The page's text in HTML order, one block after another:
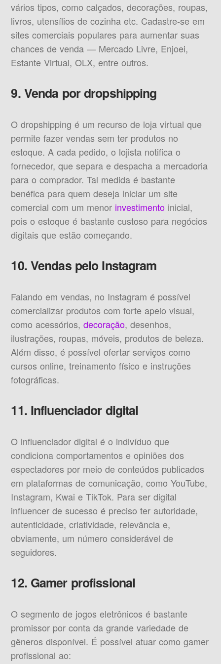
vários tipos, como calçados, decorações, roupas,
livros, utensílios de cozinha etc. Cadastre-se em
sites comerciais populares para aumentar suas
chances de venda — Mercado Livre, Enjoei,
Estante Virtual, OLX, entre outros.
9. Venda por dropshipping
O dropshipping é um recurso de loja virtual que
permite fazer vendas sem ter produtos no
estoque. A cada pedido, o lojista notifica o
fornecedor, que separa e despacha a mercadoria
para o comprador. Tal medida é bastante
benéfica para quem deseja iniciar um site
comercial com um menor investimento inicial,
pois o estoque é bastante custoso para negócios
digitais que estão começando.
10. Vendas pelo Instagram
Falando em vendas, no Instagram é possível
comercializar produtos com forte apelo visual,
como acessórios,decoração, desenhos,
ilustrações, roupas, móveis, produtos de beleza.
Além disso, é possível ofertar serviços como
cursos online, treinamento físico e instruções
fotográficas.
11. Influenciador digital
O influenciador digital é o indivíduo que
condiciona comportamentos e opiniões dos
espectadores por meio de conteúdos publicados
em plataformas de comunicação, como YouTube,
Instagram, Kwai e TikTok. Para ser digital
influencer de sucesso é preciso ter autoridade,
autenticidade, criatividade, relevância e,
obviamente, um número considerável de
seguidores.
12. Gamer profissional
O segmento de jogos eletrônicos é bastante
promissor por conta da grande variedade de
gêneros disponível. É possível atuar como gamer
profissional ao: